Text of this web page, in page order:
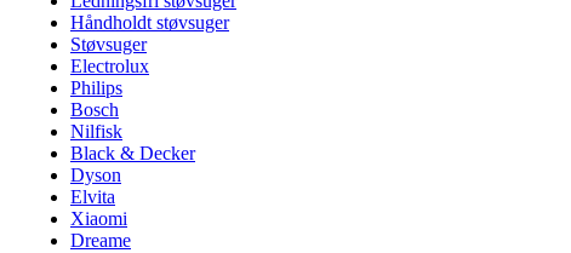
Håndholdt støvsuger
Støvsuger
Electrolux
Philips
Bosch
Nilfisk
Black & Decker
Dyson
Elvita
Xiaomi
Dreame